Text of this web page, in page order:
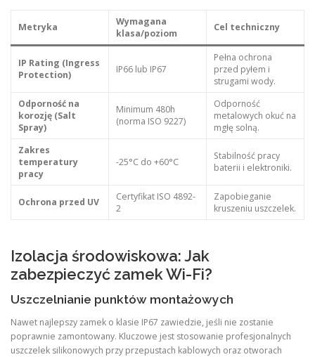
Metryka
Wymagana
klasa/poziom
Cel techniczny
IP Rating (Ingress
Protection)
IP66 lub IP67
Pełna ochrona
przed pyłem i
strugami wody.
Odporność na
korozję (Salt
Spray)
Minimum 480h
(norma ISO 9227)
Odporność
metalowych okuć na
mgłę solną.
Zakres
temperatury
pracy
-25°C do +60°C
Stabilność pracy
baterii i elektroniki.
Ochrona przed UV
Certyfikat ISO 4892-
2
Zapobieganie
kruszeniu uszczelek.
Izolacja środowiskowa: Jak
zabezpieczyć zamek Wi-Fi?
Uszczelnianie punktów montażowych
Nawet najlepszy zamek o klasie IP67 zawiedzie, jeśli nie zostanie
poprawnie zamontowany. Kluczowe jest stosowanie profesjonalnych
uszczelek silikonowych przy przepustach kablowych oraz otworach